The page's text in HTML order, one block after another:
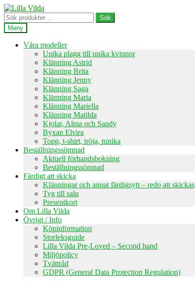
Hoppa
till
navigering
Hoppa
till
innehåll
Sök
efter:
Sök
Meny
Våra modeller
Unika plagg till unika kvinnor
Klänning Astrid
Klänning Brita
Klänning Jenny
Klänning Saga
Klänning Maria
Klänning Mariella
Klänning Matilda
Kjolar, Alma och Sandy
Byxan Elvira
Topp, t-shirt, tröja, tunika
Beställningssömnad
Aktuell förhandsbokning
Beställningssömnad
Färdigt att skicka
Klänningar och annat färdigsytt – redo att skickas
Tyg till salu
Presentkort
Om Lilla Vilda
Övrigt / Info
Köpinformation
Storleksguide
Lilla Vilda Pre-Loved – Second hand
Miljöpolicy
Tvättråd
GDPR (General Data Protection Regulation)